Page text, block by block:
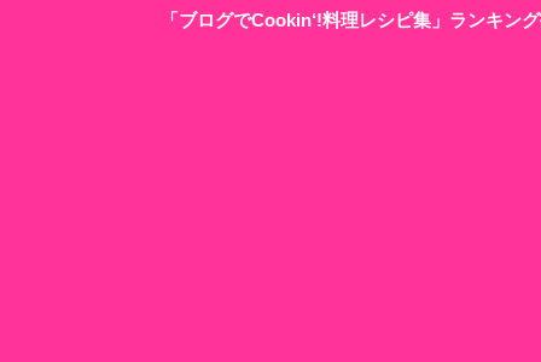
「ブログでCookin‘!料理レシピ集」ランキン